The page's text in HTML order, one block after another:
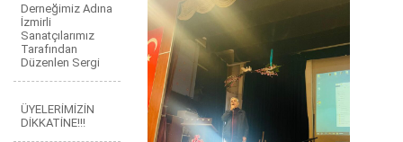
Derneğimiz Adına
İzmirli
Sanatçılarımız
Tarafından
Düzenlen Sergi
ÜYELERİMİZİN
DİKKATİNE!!!